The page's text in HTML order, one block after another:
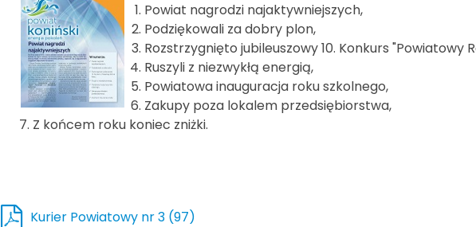
Powiat nagrodzi najaktywniejszych,
Podziękowali za dobry plon,
Rozstrzygnięto jubileuszowy 10. Konkurs "Powiatowy
Ruszyli z niezwykłą energią,
Powiatowa inauguracja roku szkolnego,
Zakupy poza lokalem przedsiębiorstwa,
Z końcem roku koniec zniżki.
Kurier Powiatowy nr 3 (97)